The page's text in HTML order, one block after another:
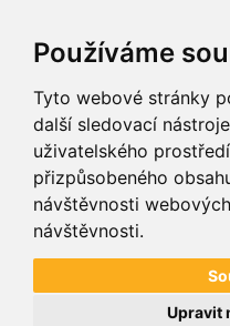
Používáme
Tyto webové stránky
další sledovací
uživatelského
přizpůsobeného
návštěvnosti
návštěvnosti.
Upravit